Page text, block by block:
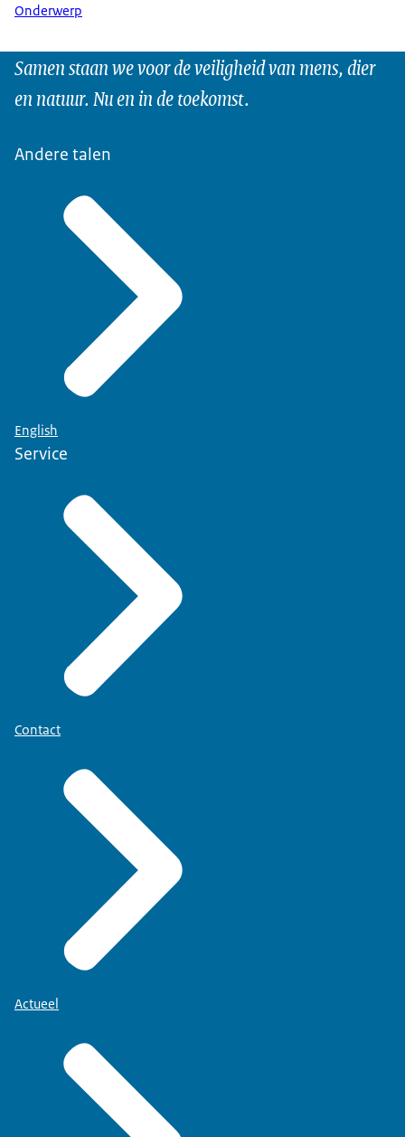
Onderwerp
Samen staan we voor de veiligheid van mens, dier
en natuur. Nu en in de toekomst.
Andere talen
English
Service
Contact
Actueel